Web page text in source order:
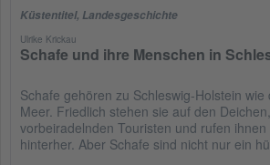
Küstentitel, Landesgeschichte
Ulrike Krickau
Schafe und ihre Menschen in
Schafe gehören zu Schleswig-Holstein
Meer. Friedlich stehen sie auf den
vorbeiradelnden Touristen und rufen ihnen
hinterher. Aber Schafe sind nicht nur ein